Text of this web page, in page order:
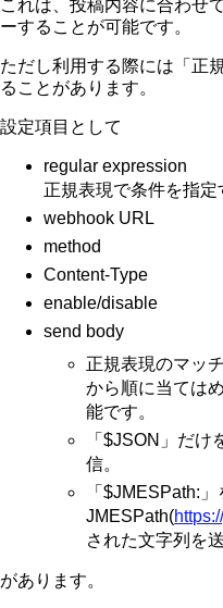
これは、投稿内容に合わせ
ーすることが可能です。
ただし利用する際には「正
ることがあります。
設定項目として
regular expression
正規表現で条件を指定
webhook URL
method
Content-Type
enable/disable
send body
正規表現のマッ
から順に当ては
能です。
「$JSON」だけ
信。
「$JMESPath:
JMESPath(
された文字列を送
があります。